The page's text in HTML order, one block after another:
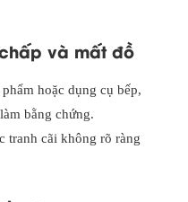
và mất đồ
hoặc dụng cụ bếp,
bằng chứng.
tranh cãi không rõ ràng